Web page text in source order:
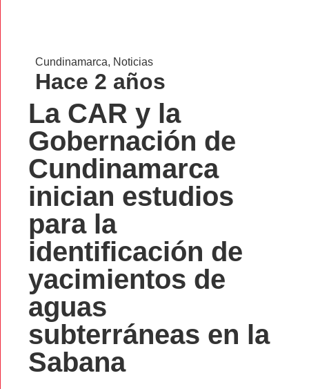
Cundinamarca, Noticias
Hace 2 años
La CAR y la
Gobernación de
Cundinamarca
inician estudios
para la
identificación de
yacimientos de
aguas
subterráneas en la
Sabana